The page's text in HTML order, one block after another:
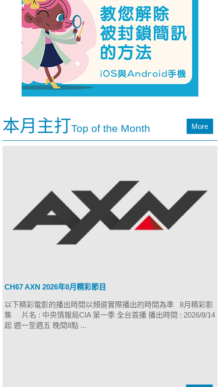
本月主打Top of the Month More
CH67 AXN 2026年8月精彩節目
以下精彩電影的播出時間以頻道實際播出的時間為準 8月精彩影
集 片名 : 中央情報局CIA 第一季 全台首播 播出時間 : 2026/8/14
起 週一至週五 晚間8點 ...